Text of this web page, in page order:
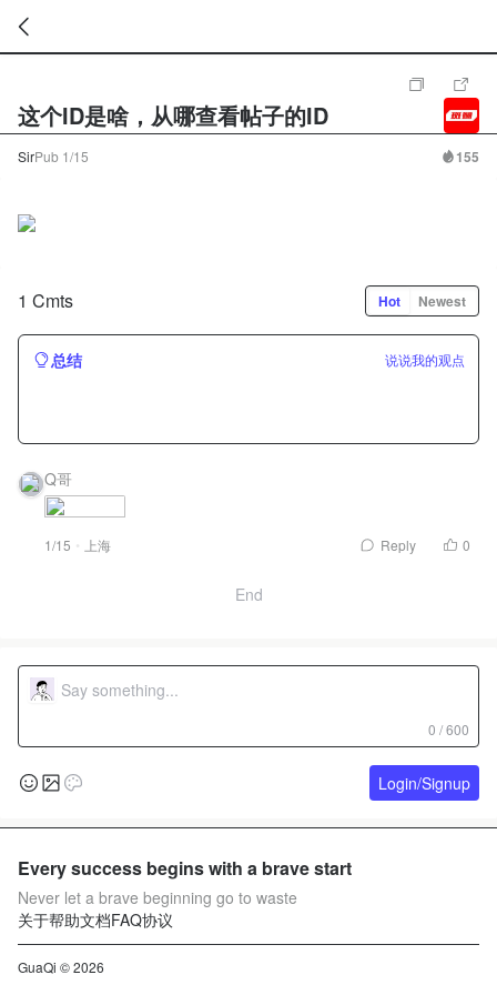
这个ID是啥，从哪查看帖子的ID
SirPub 1/15 155
1 Cmts Hot Newest
总结 说说我的观点
Q哥
1/15 上海 Reply 0
End
0 / 600
Login/Signup
Every success begins with a brave start
Never let a brave beginning go to waste
关于帮助文档FAQ协议
GuaQi © 2026